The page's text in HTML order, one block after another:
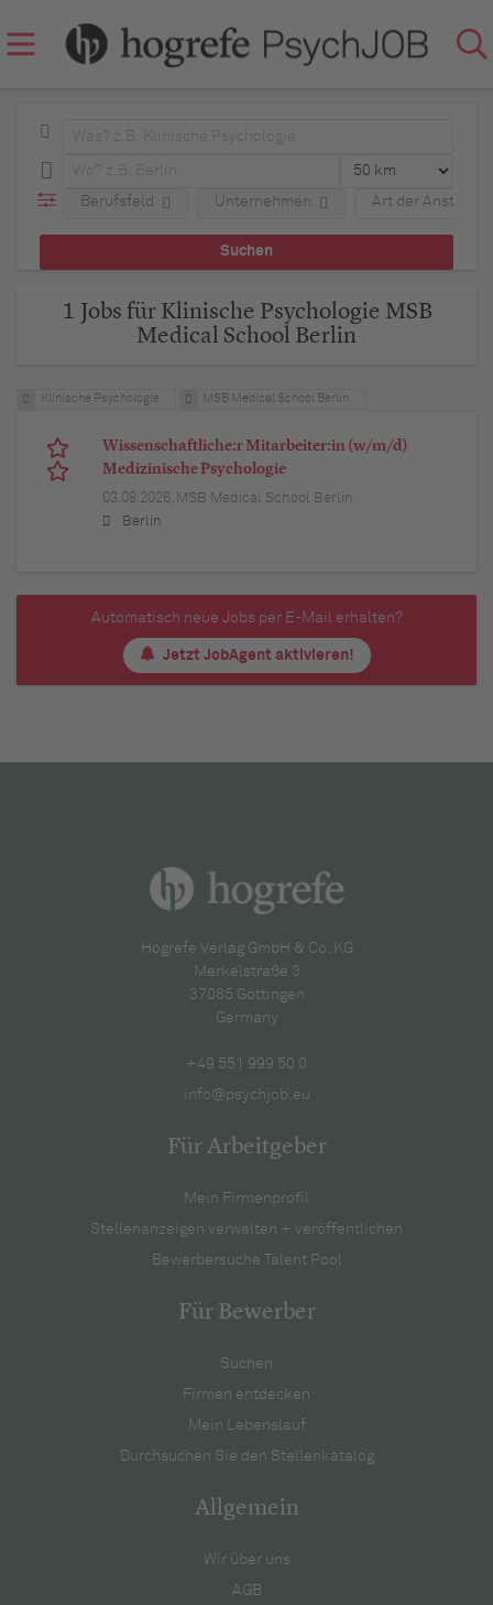
Berufsfeld Art der
Unternehmen
1 Jobs für Klinische Psychologie MSB
Medical School Berlin
Klinische Psychologie MSB Medical School Berlin
Wissenschaftliche:r Mitarbeiter:in (w/m/d)
Medizinische Psychologie
03.08.2026, MSB Medical School Berlin
Berlin
Automatisch neue Jobs per E-Mail erhalten?
Jetzt JobAgent aktivieren!
Hogrefe Verlag GmbH & Co. KG
Merkelstraße 3
37085 Göttingen
Germany
+49 551 999 50 0
info@psychjob.eu
Für Arbeitgeber
Mein Firmenprofil
Stellenanzeigen verwalten + veröffentlichen
Bewerbersuche Talent Pool
Für Bewerber
Suchen
Firmen entdecken
Mein Lebenslauf
Durchsuchen Sie den Stellenkatalog
Allgemein
Wir über uns
AGB